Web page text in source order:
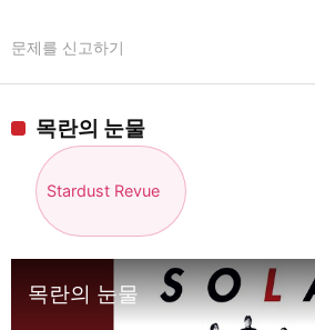
문제를 신고하기
목란의 눈물
Stardust Revue
목란의 눈물